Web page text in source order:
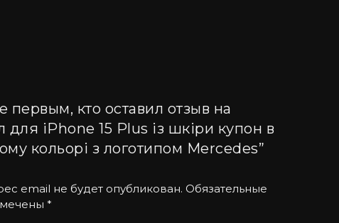
первым, кто оставил отзыв на
для iPhone 15 Plus із шкіри купон в
кольорі з логотипом Mercedes”
email не будет опубликован. Обязательные
*